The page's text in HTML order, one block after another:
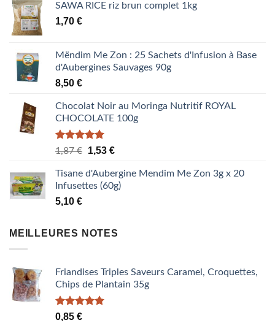
SAWA RICE riz brun complet 1kg
1,70 €
Mëndim Me Zon : 25 Sachets d'Infusion à Base
d'Aubergines Sauvages 90g
8,50 €
Chocolat Noir au Moringa Nutritif ROYAL
CHOCOLATE 100g
Note5.00
1,87€
Le
initial
était :
1,53 €Le
actuel
est :
Tisane d'Aubergine Mendim Me Zon 3g x 20
Infusettes (60g)
5,10 €
MEILLEURES NOTES
Friandises Triples Saveurs Caramel, Croquettes,
Chips de Plantain 35g
Note5.00
0,85 €